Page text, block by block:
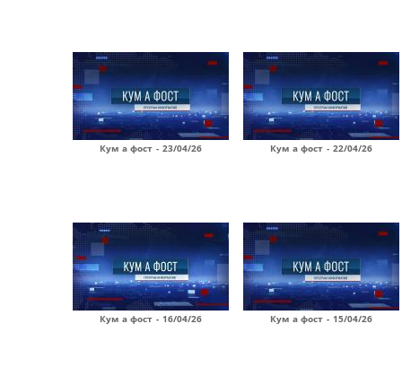
Кум а фост - 23/04/26 Кум а фост - 22/04/26
Кум а фост - 16/04/26 Кум а фост - 15/04/26